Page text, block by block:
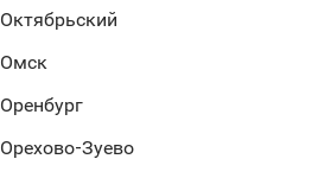
Октябрьский
Омск
Оренбург
Орехово-Зуево